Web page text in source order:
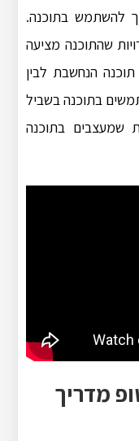
להשתמש בתוכנה.
שהתוכנה מציעה
הנחשבת לבין
בתוכנה בשביל
שמעצבים בתוכנה
מדריך